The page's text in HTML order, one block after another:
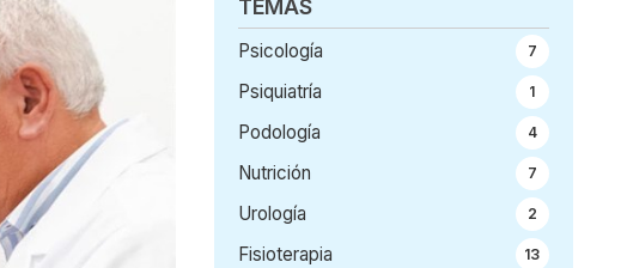
TEMAS
Psicología 7
Psiquiatría 1
Podología 4
Nutrición 7
Urología 2
Fisioterapia 13